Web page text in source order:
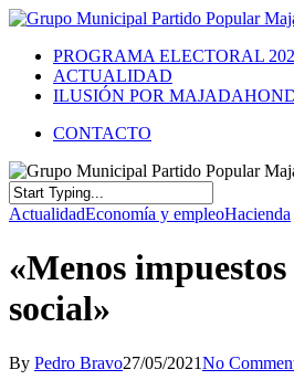
PROGRAMA ELECTORAL
ACTUALIDAD
ILUSIÓN POR
CONTACTO
ActualidadEconomía y empleoHacienda
«Menos
social»
By Pedro Bravo27/05/2021No